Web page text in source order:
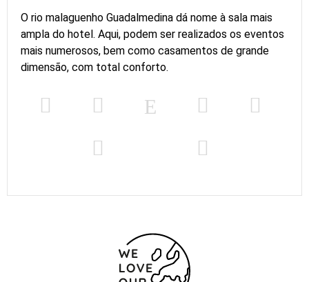
O rio malaguenho Guadalmedina dá nome à sala mais
ampla do hotel. Aqui, podem ser realizados os eventos
mais numerosos, bem como casamentos de grande
dimensão, com total conforto.